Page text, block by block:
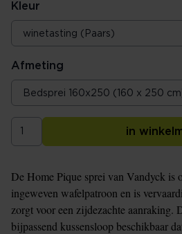
Kleur
Afmeting
in
De Home Pique sprei van Vandyck is
ingeweven wafelpatroon en is
zorgt voor een zijdezachte aanraking.
bijpassend kussensloop beschikbaar